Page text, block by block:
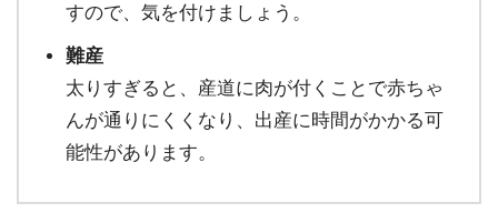
すので、気を付けましょう。
難産
太りすぎると、産道に肉が付くことで赤ちゃ
んが通りにくくなり、出産に時間がかかる可
能性があります。